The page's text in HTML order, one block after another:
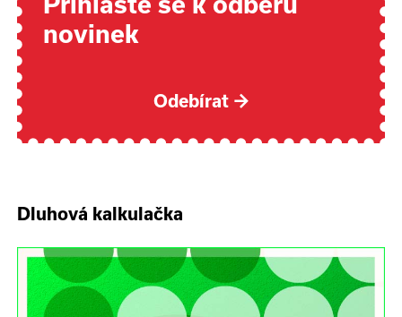
novinek
Odebírat →
Dluhová kalkulačka